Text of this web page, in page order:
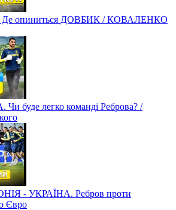
/ Де опиниться ДОВБИК / КОВАЛЕНКО
буде легко команді Реброва? /
- УКРАЇНА. Ребров проти
Євро